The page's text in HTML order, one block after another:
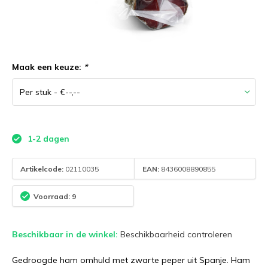
Maak een keuze: *
1-2 dagen
Artikelcode: 02110035 EAN: 8436008890855
Voorraad: 9
Beschikbaar in de winkel: Beschikbaarheid controleren
Gedroogde ham omhuld met zwarte peper uit Spanje. Ham